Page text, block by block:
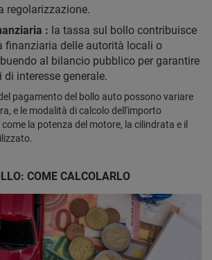
regolarizzazione.
: la tassa sul bollo contribuisce
finanziaria delle autorità locali o
al bilancio pubblico per garantire
di interesse generale.
pagamento del bollo auto possono variare
e le modalità di calcolo dell'importo
la potenza del motore, la cilindrata e il
COME CALCOLARLO